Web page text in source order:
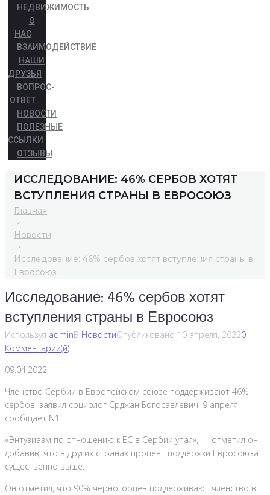
НЕДВИЖИМОСТЬ
О
НАС
ВЗАИМОДЕЙСТВИЕ
НАШИ
ДРУЗЬЯ
ВОПРОС-
ОТВЕТ
НОВОСТИ
ПОЛЕЗНЫЕ
ССЫЛКИ
ОТЗЫВЫ
ИССЛЕДОВАНИЕ: 46% СЕРБОВ ХОТЯТ
ВСТУПЛЕНИЯ СТРАНЫ В ЕВРОСОЮЗ
Главная
>
Новости
>
Исследование: 46% сербов хотят вступления страны в
Евросоюз
Исследование: 46% сербов хотят
вступления страны в Евросоюз
Используя adminВ НовостиОпубликовано 10 апреля, 20220
Комментарии(й)
09.04.2022
Членство Сербии в Европейском союзе поддерживают 46%
сербов, заявил социолог Срджан Богосавлевич, 9 апреля
сообщает N1.
«Энтузиазм по отношению к ЕС в Сербии упал», — отметил он,
добавив, что в других странах процент поддержки Евросоюза
существенно выше.
Он отметил, что 90% черногорцев поддерживают членство в